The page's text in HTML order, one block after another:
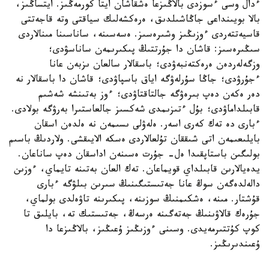
ءدال وسى ءسوزدى بالاڭىزعا ەشقاشان ايتا كورمەڭىز. ايتساڭىز،
بالا بويىنداعى جاڭاشىلدىق، ەرەكشەلىك سياقتى وتە قاجەتتى
قاسيەتتەردى ءوزىڭىز وشىرەسىز. ەسەسىنە، ساناسىنا مىنالاردى
سىڭىرەسىز: قاشان دا جۇرتتىڭ پىكىرىمەن ساناسۋدى؛
وزگەلەردەن ەرەكتەنبەۋدى؛ باسقالار سالعان ىزبەن عانا
ءجۇرۋدى؛ جاڭا سۇرلەۋگە اياق باسپاۋدى؛ قاشان دا باسقالار نە
دەر ەكەن دەپ بىرەۋگە جالتاقتاۋدى؛ ءوز بەتىنشە شەشىم
قابىلداماۋدى؛ بۇل ءتىزىمدى شەكسىز جالعاستىرا بەرۋگە بولادى.
ءبارى دە تەك كەرى اسەر. ەلەۋلى ىسىمەن نە ەلدەن اسقان
بايلىعىمەن اتى شىققان تۇلعالاردى ەسكە الايىقشى. ولاردىڭ باسىم
بولىگىن باستاپقىدا ەل- جۇرت ەسىنەن اداسقان دەپ ساناعان.
يدەيالارىن قابىلداي قويماعان. تەك العان بەتىنە تايماي، ءوزىن
دالەلدەگەن سوڭ عانا جەتىستىگىنىڭ سىرىن بىلۋگە ءبارى
قۇشتار. مىنە، ەشكىمنىڭ سوزىنە، پىكىرىنە تاۋەلدى بولماي،
جۇرەك قالاۋىنىڭ جەتەگىنە ەرسەڭ، جەتىستىك تە، بايلىق تا
كوپ كۇتتىرمەيدى. وسىنى ءوزىڭىز ۇعىڭىز، بالاڭىزعا دا
ۇعىندىرىڭىز.